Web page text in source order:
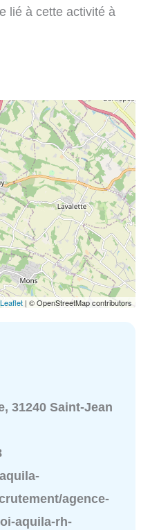
lié à cette activité à
Leaflet | © OpenStreetMap contributors
31240 Saint-Jean
agence-
aquila-rh-